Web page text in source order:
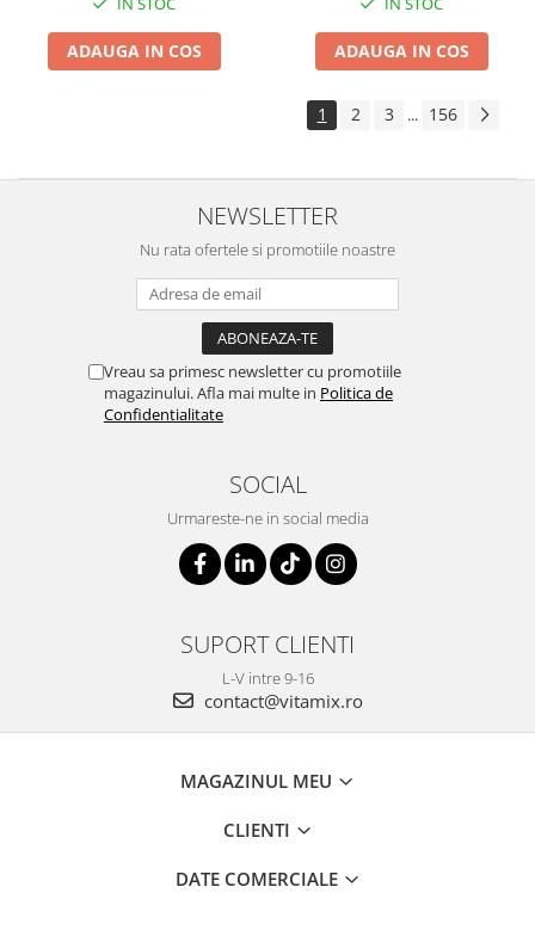
ADAUGA IN COS ADAUGA IN COS
1 2 3 ... 156
NEWSLETTER
Nu rata ofertele si promotiile noastre
Vreau sa primesc newsletter cu promotiile
magazinului. Afla mai multe in Politica de
Confidentialitate
SOCIAL
Urmareste-ne in social media
SUPORT CLIENTI
L-V intre 9-16
contact@vitamix.ro
MAGAZINUL MEU
CLIENTI
DATE COMERCIALE